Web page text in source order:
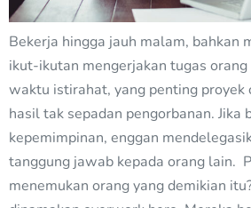
Bekerja hingga jauh malam, bahkan
ikut-ikutan mengerjakan tugas
waktu istirahat, yang penting proyek
hasil tak sepadan pengorbanan. Jika
kepemimpinan, enggan
tanggung jawab kepada orang lain.
menemukan orang yang demikian